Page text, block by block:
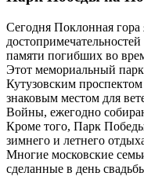
Сегодня Поклонная гора
памяти погибших во
Этот мемориальный
Кутузовским
знаковым местом для
Войны, ежегодно
Кроме того, Парк
зимнего и летнего
Многие московские
сделанные в день